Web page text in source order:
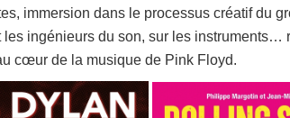
immersion dans le processus créatif du
les ingénieurs du son, sur les instruments…
cœur de la musique de Pink Floyd.